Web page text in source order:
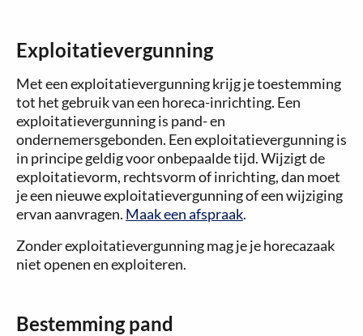
Exploitatievergunning
Met een exploitatievergunning krijg je toestemming
tot het gebruik van een horeca-inrichting. Een
exploitatievergunning is pand- en
ondernemersgebonden. Een exploitatievergunning is
in principe geldig voor onbepaalde tijd. Wijzigt de
exploitatievorm, rechtsvorm of inrichting, dan moet
je een nieuwe exploitatievergunning of een wijziging
ervan aanvragen. Maak een afspraak.
Zonder exploitatievergunning mag je je horecazaak
niet openen en exploiteren.
Bestemming pand